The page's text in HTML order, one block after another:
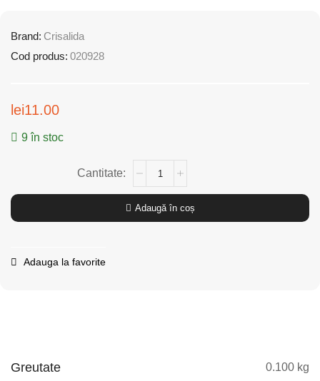
Brand: Crisalida
Cod produs: 020928
lei11.00
9 în stoc
Adaugă în coș
Adauga la favorite
Greutate 0.100 kg